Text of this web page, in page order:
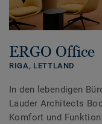
ERGO Office
RIGA, LETTLAND
In den lebendigen
Lauder Architects
Komfort und